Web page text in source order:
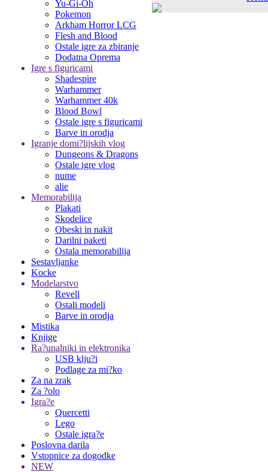
Yu-Gi-Oh
Pokemon
Arkham Horror LCG
Flesh and Blood
Ostale igre za zbiranje
Dodatna Oprema
Igre s figuricami
Shadespire
Warhammer
Warhammer 40k
Blood Bowl
Ostale igre s figuricami
Barve in orodja
Igranje domi?lijskih vlog
Dungeons & Dragons
Ostale igre vlog
nume
alie
Memorabilija
Plakati
Skodelice
Obeski in nakit
Darilni paketi
Ostala memorabilija
Sestavljanke
Kocke
Modelarstvo
Revell
Ostali modeli
Barve in orodja
Mistika
Knjige
Ra?unalniki in elektronika
USB klju?i
Podlage za mi?ko
Za na zrak
Za ?olo
Igra?e
Quercetti
Lego
Ostale igra?e
Poslovna darila
Vstopnice za dogodke
NEW